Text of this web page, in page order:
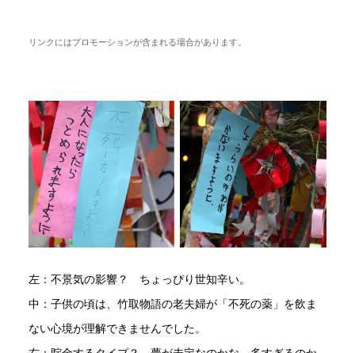
リンクにはプロモーションが含まれる場合があります。
左：不景気の影響？ ちょっぴり世知辛い。
中：子供の頃は、竹取物語の老夫婦が「不死の薬」を飲ま
ない心境が理解できませんでした。